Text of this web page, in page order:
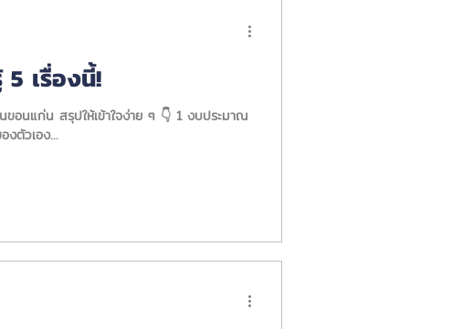
เรื่องนี้!
อนแก่น สรุปให้เข้าใจง่าย ๆ 👇 1 งบประมาณ
งตัวเอง...